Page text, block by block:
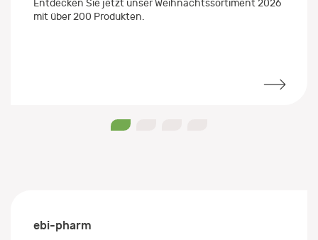
Entdecken Sie jetzt unser Weihnachtssortiment 2026
mit über 200 Produkten.
ebi-pharm